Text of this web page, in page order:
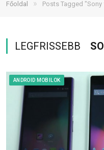
Főoldal » Posts Tagged
LEGFRISSEBB
ANDROID MOBILOK